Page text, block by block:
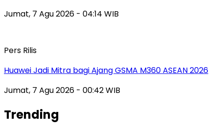
Jumat, 7 Agu 2026 - 04:14 WIB
Pers Rilis
Huawei Jadi Mitra bagi Ajang GSMA M360 ASEAN 2026
Jumat, 7 Agu 2026 - 00:42 WIB
Trending